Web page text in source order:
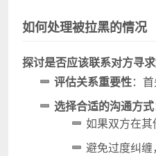
如何处理被拉黑的情况
探讨是否应该联系对方寻
评估关系重要性：
选择合适的沟通方式
如果双方在其
避免过度纠缠